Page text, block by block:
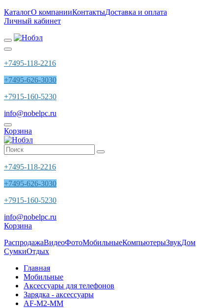
КаталогО компанииКонтактыДоставка и оплата
Личный кабинет
+7495-118-2216
+7495-626-3030
+7915-160-5230
info@nobelpc.ru
Корзина
+7495-118-2216
+7495-626-3030
+7915-160-5230
info@nobelpc.ru
Корзина
РаспродажаВидеоФотоМобильныеКомпьютерыЗвукДом
СумкиОтдых
Главная
Мобильные
Аксессуары для телефонов
Зарядка - аксессуары
AF-M2-MM